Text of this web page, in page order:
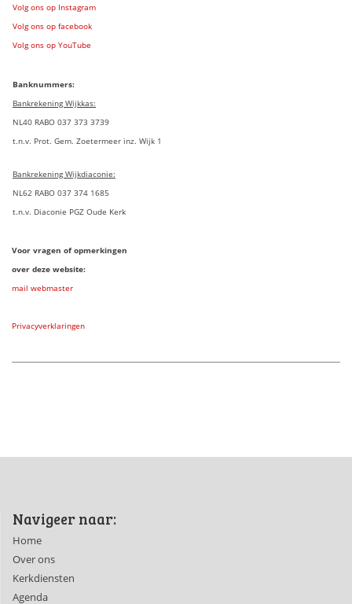
Volg ons op Instagram
Volg ons op facebook
Volg ons op YouTube
Banknummers:
Bankrekening Wijkkas:
NL40 RABO 037 373 3739
t.n.v. Prot. Gem. Zoetermeer inz. Wijk 1
Bankrekening Wijkdiaconie:
NL62 RABO 037 374 1685
t.n.v. Diaconie PGZ Oude Kerk
Voor vragen of opmerkingen
over deze website:
mail webmaster
Privacyverklaringen
Navigeer naar:
Home
Over ons
Kerkdiensten
Agenda